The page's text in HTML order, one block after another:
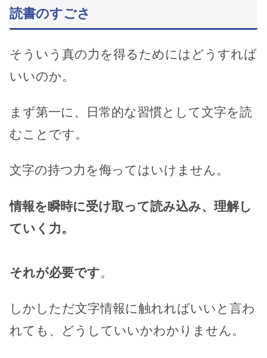
読書のすごさ
そういう真の力を得るためにはどうすれば
いいのか。
まず第一に、日常的な習慣として文字を読
むことです。
文字の持つ力を侮ってはいけません。
情報を瞬時に受け取って読み込み、理解し
ていく力。
それが必要です 。
しかしただ文字情報に触れればいいと言わ
れても、どうしていいかわかりません。